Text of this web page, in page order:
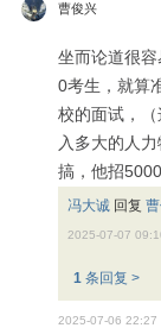
曹俊兴
坐而论道很
0考生，就算
校的面试，
入多大的人
搞，他招
冯大诚 回复
2025-07-07
1条回复 >
2025-07-06 22:27